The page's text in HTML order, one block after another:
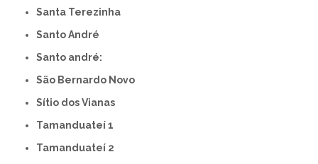
Santa Terezinha
Santo André
Santo andré:
São Bernardo Novo
Sítio dos Vianas
Tamanduateí 1
Tamanduateí 2